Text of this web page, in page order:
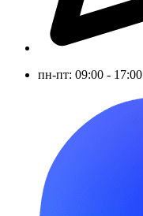
пн-пт: 09:00 - 17:00